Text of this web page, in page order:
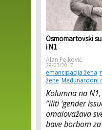
Osmomartovski
i N1
Alan Pejković
28/03/2017
emancipacija žena
žene Međunarodni
Kolumna na
”iliti ’gender
omalovažava
bave borbom